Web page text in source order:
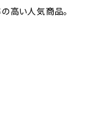
高い人気商品。